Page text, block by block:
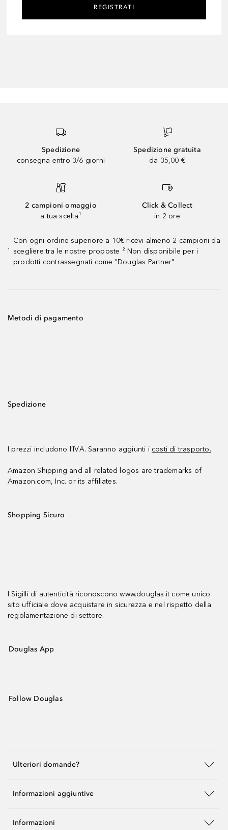
REGISTRATI
Spedizione
consegna entro 3/6 giorni
Spedizione gratuita
da 35,00 €
2 campioni omaggio
a tua scelta¹
Click & Collect
in 2 ore
¹
Con ogni ordine superiore a 10€ ricevi almeno 2 campioni da
scegliere tra le nostre proposte ² Non disponibile per i
prodotti contrassegnati come "Douglas Partner"
Metodi di pagamento
Spedizione
I prezzi includono l’IVA. Saranno aggiunti i costi di trasporto.
Amazon Shipping and all related logos are trademarks of
Amazon.com, Inc. or its affiliates.
Shopping Sicuro
I Sigilli di autenticità riconoscono www.douglas.it come unico
sito ufficiale dove acquistare in sicurezza e nel rispetto della
regolamentazione di settore.
Douglas App
Follow Douglas
Ulteriori domande?
Informazioni aggiuntive
Informazioni